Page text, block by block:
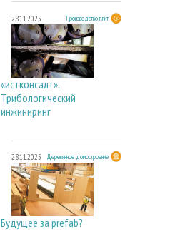
28.11.2025 Производство плит
«истконсалт».
Трибологический
инжиниринг
28.11.2025 Деревянное домостроение
Будущее за prefab?